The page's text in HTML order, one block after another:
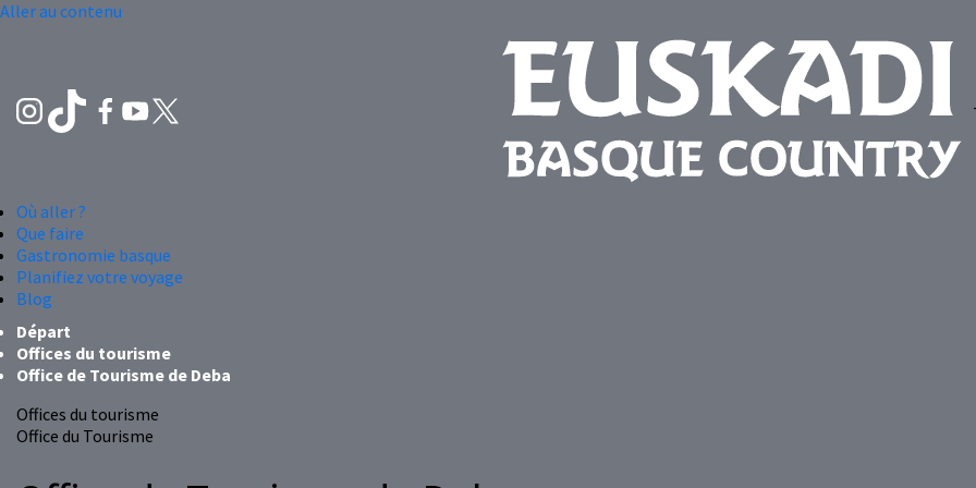
Aller au contenu
Où aller ?
Que faire
Gastronomie basque
Planifiez votre voyage
Blog
Départ
Offices du tourisme
Office de Tourisme de Deba
Offices du tourisme
Office du Tourisme